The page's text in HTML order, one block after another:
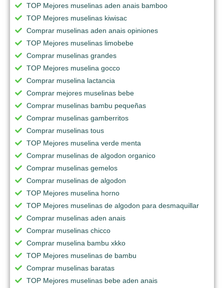
TOP Mejores muselinas aden anais bamboo
TOP Mejores muselinas kiwisac
Comprar muselinas aden anais opiniones
TOP Mejores muselinas limobebe
Comprar muselinas grandes
TOP Mejores muselina gocco
Comprar muselina lactancia
Comprar mejores muselinas bebe
Comprar muselinas bambu pequeñas
Comprar muselinas gamberritos
Comprar muselinas tous
TOP Mejores muselina verde menta
Comprar muselinas de algodon organico
Comprar muselinas gemelos
Comprar muselinas de algodon
TOP Mejores muselina horno
TOP Mejores muselinas de algodon para desmaquillar
Comprar muselinas aden anais
Comprar muselinas chicco
Comprar muselina bambu xkko
TOP Mejores muselinas de bambu
Comprar muselinas baratas
TOP Mejores muselinas bebe aden anais